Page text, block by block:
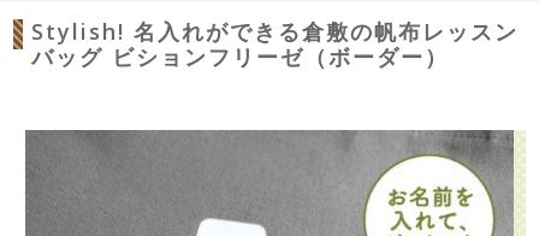
Stylish! 名入れができる倉敷の帆布レッスン
バッグ ビションフリーゼ（ボーダー）